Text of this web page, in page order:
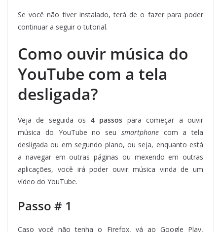
Se você não tiver instalado, terá de o fazer para poder
continuar a seguir o tutorial.
Como ouvir música do
YouTube com a tela
desligada?
Veja de seguida os 4 passos para começar a ouvir
música do YouTube no seu smartphonecom a tela
desligada ou em segundo plano, ou seja, enquanto está
a navegar em outras páginas ou mexendo em outras
aplicações, você irá poder ouvir música vinda de um
vídeo do YouTube.
Passo # 1
Caso você não tenha o Firefox, vá ao Google Play,